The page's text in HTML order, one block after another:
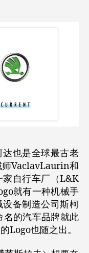
也是全球最古老
师VaclavLaurin和
自行车厂（L&K
就有一种机械手
备制造公司斯柯
名的汽车品牌就此
Logo也随之出。